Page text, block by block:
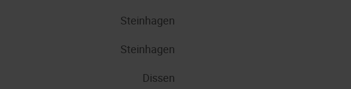
Steinhagen
Steinhagen
Dissen